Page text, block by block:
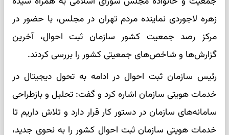
زهره لاجوردی نماینده مردم تهران در مجلس، با حضور در
مرکز رصد جمعیت کشور سازمان ثبت احوال، آخرین
گزارش‌ها و شاخص‌های جمعیتی کشور را بررسی کردند.
رئیس سازمان ثبت احوال در ادامه به تحول دیجیتال در
خدمات هویتی سازمان اشاره کرد و گفت: تحلیل و بازطراحی
سامانه‌های سازمان در دستور کار قرار دارد و تلاش داریم تا
خدمات هویتی سازمان ثبت احوال کشور را به نحوی جدید،